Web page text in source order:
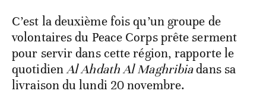
C’est la deuxième fois qu’un groupe de
volontaires du Peace Corps prête serment
pour servir dans cette région, rapporte le
quotidienAl Ahdath Al Maghribiadans sa
livraison du lundi 20 novembre.